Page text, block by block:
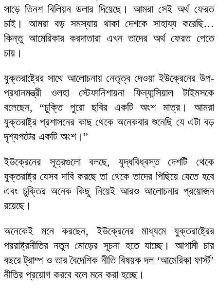
সাড়ে তিনশ বিলিয়ন ডলার দিয়েছে। আমরা সেই অর্থ ফেরত
চাই। আমরা বড় সমস্যায় থাকা দেশকে সাহায্য করেছি…
কিন্তু আমেরিকার করদাতারা এখন তাদের অর্থ ফেরত পেতে
চায়।
যুক্তরাষ্ট্রের সাথে আলোচনায় নেতৃত্ব দেওয়া ইউক্রেনের উপ-
প্রধানমন্ত্রী ওলহা স্টেফানিশায়না ফিন্যান্সিয়াল টাইমসকে
বলেছেন, “চুক্তি পুরো ছবির একটি অংশ মাত্র। আমরা
যুক্তরাষ্ট্র প্রশাসনের কাছ থেকে অনেকবার শুনেছি যে এটা বড়
দৃশ্যপটের একটি অংশ।”
ইউক্রেনের সূত্রগুলো বলছে, যুদ্ধবিধ্বস্ত দেশটি থেকে
যুক্তরাষ্ট্র যেসব দাবি করছে তা থেকে তাদের পিছিয়ে যেতে হবে
এবং চুক্তির অনেক কিছু নিয়েই আরও আলোচনার প্রয়োজন
রয়েছে।
অনেকেই মনে করছেন, ইউক্রেনের মাধ্যমে যুক্তরাষ্ট্রের
পররাষ্ট্রনীতির নতুন মোড়ের সূচনা হতে যাচ্ছে। আগামী চার
বছরে ট্রাম্প ও তার বৈদেশিক নীতি বিষয়ক দল ‘আমেরিকা ফার্স্ট’
নীতির প্রয়োগ করবে বলে মনে করা হচ্ছে।